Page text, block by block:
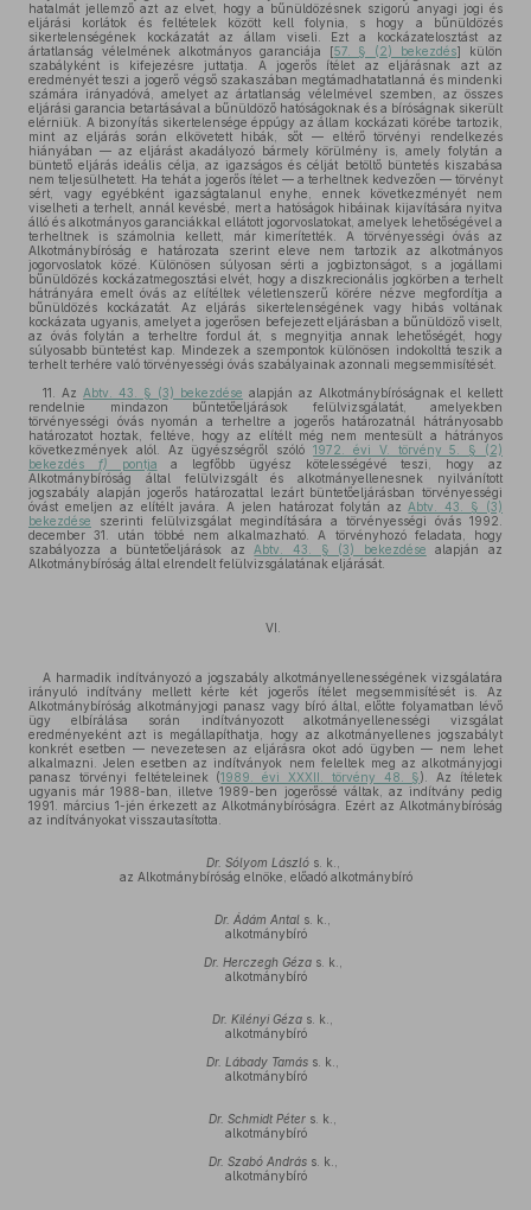
hatalmát jellemző azt az elvet, hogy a bűnüldözésnek szigorú anyagi jogi és
eljárási korlátok és feltételek között kell folynia, s hogy a bűnüldözés
sikertelenségének kockázatát az állam viseli. Ezt a kockázatelosztást az
ártatlanság vélelmének alkotmányos garanciája [57. § (2) bekezdés] külön
szabályként is kifejezésre juttatja. A jogerős ítélet az eljárásnak azt az
eredményét teszi a jogerő végső szakaszában megtámadhatatlanná és mindenki
számára irányadóvá, amelyet az ártatlanság vélelmével szemben, az összes
eljárási garancia betartásával a bűnüldöző hatóságoknak és a bíróságnak sikerült
elérniük. A bizonyítás sikertelensége éppúgy az állam kockázati körébe tartozik,
mint az eljárás során elkövetett hibák, sőt — eltérő törvényi rendelkezés
hiányában — az eljárást akadályozó bármely körülmény is, amely folytán a
büntető eljárás ideális célja, az igazságos és célját betöltő büntetés kiszabása
nem teljesülhetett. Ha tehát a jogerős ítélet — a terheltnek kedvezően — törvényt
sért, vagy egyébként igazságtalanul enyhe, ennek következményét nem
viselheti a terhelt, annál kevésbé, mert a hatóságok hibáinak kijavítására nyitva
álló és alkotmányos garanciákkal ellátott jogorvoslatokat, amelyek lehetőségével a
terheltnek is számolnia kellett, már kimerítették. A törvényességi óvás az
Alkotmánybíróság e határozata szerint eleve nem tartozik az alkotmányos
jogorvoslatok közé. Különösen súlyosan sérti a jogbiztonságot, s a jogállami
bűnüldözés kockázatmegosztási elvét, hogy a diszkrecionális jogkörben a terhelt
hátrányára emelt óvás az elítéltek véletlenszerű körére nézve megfordítja a
bűnüldözés kockázatát. Az eljárás sikertelenségének vagy hibás voltának
kockázata ugyanis, amelyet a jogerősen befejezett eljárásban a bűnüldöző viselt,
az óvás folytán a terheltre fordul át, s megnyitja annak lehetőségét, hogy
súlyosabb büntetést kap. Mindezek a szempontok különösen indokolttá teszik a
terhelt terhére való törvényességi óvás szabályainak azonnali megsemmisítését.
11. Az Abtv. 43. § (3) bekezdése alapján az Alkotmánybíróságnak el kellett
rendelnie mindazon bűntetőeljárások felülvizsgálatát, amelyekben
törvényességi óvás nyomán a terheltre a jogerős határozatnál hátrányosabb
határozatot hoztak, feltéve, hogy az elítélt még nem mentesült a hátrányos
következmények alól. Az ügyészségről szóló1972. évi V. törvény 5. § (2)
bekezdés f) pontja a legfőbb ügyész kötelességévé teszi, hogy az
Alkotmánybíróság által felülvizsgált és alkotmányellenesnek nyilvánított
jogszabály alapján jogerős határozattal lezárt büntetőeljárásban törvényességi
óvást emeljen az elítélt javára. A jelen határozat folytán az Abtv. 43. § (3)
bekezdése szerinti felülvizsgálat megindítására a törvényességi óvás 1992.
december 31. után többé nem alkalmazható. A törvényhozó feladata, hogy
szabályozza a büntetőeljárások az Abtv. 43. § (3) bekezdése alapján az
Alkotmánybíróság által elrendelt felülvizsgálatának eljárását.
VI.
A harmadik indítványozó a jogszabály alkotmányellenességének vizsgálatára
irányuló indítvány mellett kérte két jogerős ítélet megsemmisítését is. Az
Alkotmánybíróság alkotmányjogi panasz vagy bíró által, előtte folyamatban lévő
ügy elbírálása során indítványozott alkotmányellenességi vizsgálat
eredményeként azt is megállapíthatja, hogy az alkotmányellenes jogszabályt
konkrét esetben — nevezetesen az eljárásra okot adó ügyben — nem lehet
alkalmazni. Jelen esetben az indítványok nem feleltek meg az alkotmányjogi
panasz törvényi feltételeinek (1989. évi XXXII. törvény 48. §). Az ítéletek
ugyanis már 1988-ban, illetve 1989-ben jogerőssé váltak, az indítvány pedig
1991. március 1-jén érkezett az Alkotmánybíróságra. Ezért az Alkotmánybíróság
az indítványokat visszautasította.
Dr. Sólyom Lászlós. k.,
az Alkotmánybíróság elnöke, előadó alkotmánybíró
Dr. Ádám Antal s. k.,
alkotmánybíró
Dr. Herczegh Gézas. k.,
alkotmánybíró
Dr. Kilényi Géza s. k.,
alkotmánybíró
Dr. Lábady Tamás s. k.,
alkotmánybíró
Dr. Schmidt Péter s. k.,
alkotmánybíró
Dr. Szabó Andráss. k.,
alkotmánybíró